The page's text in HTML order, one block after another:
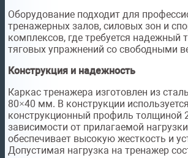
Оборудование подходит для
тренажерных залов, силовых зон и
комплексов, где требуется надежный
тяговых упражнений со свободными
Конструкция и надежность
Каркас тренажера изготовлен из
80×40 мм. В конструкции используется
конструкционный профиль толщиной
зависимости от прилагаемой
обеспечивает высокую жесткость и
Допустимая нагрузка на тренажер